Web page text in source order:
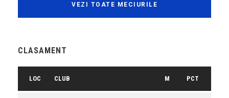
VEZI TOATE MECIURILE
CLASAMENT
LOC CLUB M PCT